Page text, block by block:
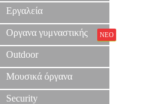
Εργαλεία
Οργανα γυμναστικής ΝΕΟ
Outdoor
Μουσικά όργανα
Security